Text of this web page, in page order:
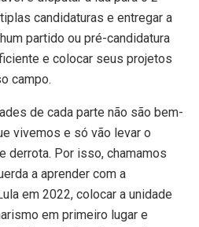
candidaturas e entregar a
partido ou pré-candidatura
e colocar seus projetos
campo.
de cada parte não são bem-
vivemos e só vão levar o
derrota. Por isso, chamamos
a aprender com a
em 2022, colocar a unidade
em primeiro lugar e